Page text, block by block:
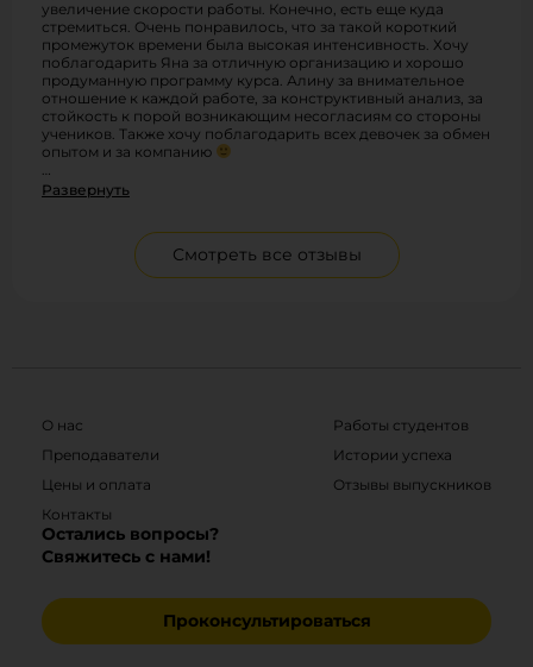
увеличение скорости работы. Конечно, есть еще куда
стремиться. Очень понравилось, что за такой короткий
промежуток времени была высокая интенсивность. Хочу
поблагодарить Яна за отличную организацию и хорошо
продуманную программу курса. Алину за внимательное
отношение к каждой работе, за конструктивный анализ, за
стойкость к порой возникающим несогласиям со стороны
учеников. Также хочу поблагодарить всех девочек за обмен
опытом и за компанию
Развернуть
Смотреть все отзывы
О нас
Преподаватели
Цены и оплата
Контакты
Работы студентов
Истории успеха
Отзывы выпускников
Остались вопросы?
Свяжитесь с нами!
Проконсультироваться